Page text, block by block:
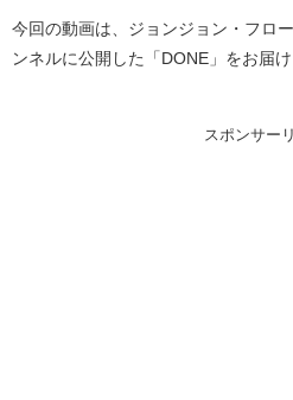
今回の動画は、ジョンジョン・フロ
ンネルに公開した「DONE」をお届け
スポンサー